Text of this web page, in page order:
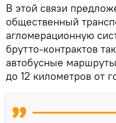
В этой связи
общественный
агломерационную
брутто-контрактов
автобусные
до 12 километров от